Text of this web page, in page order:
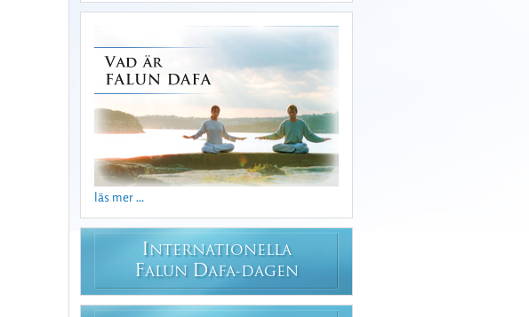
läs mer ...
INTERNATIONELLA
FALUN DAFA-DAGEN